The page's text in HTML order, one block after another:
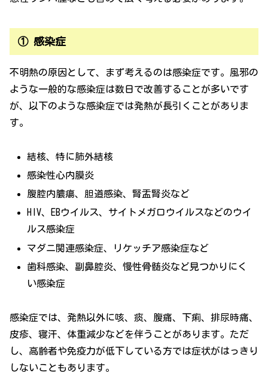
① 感染症
不明熱の原因として、まず考えるのは感染症です。風邪の
ような一般的な感染症は数日で改善することが多いです
が、以下のような感染症では発熱が長引くことがありま
す。
結核、特に肺外結核
感染性心内膜炎
腹腔内膿瘍、胆道感染、腎盂腎炎など
HIV、EBウイルス、サイトメガロウイルスなどのウイ
ルス感染症
マダニ関連感染症、リケッチア感染症など
歯科感染、副鼻腔炎、慢性骨髄炎など見つかりにく
い感染症
感染症では、発熱以外に咳、痰、腹痛、下痢、排尿時痛、
皮疹、寝汗、体重減少などを伴うことがあります。ただ
し、高齢者や免疫力が低下している方では症状がはっきり
しないこともあります。